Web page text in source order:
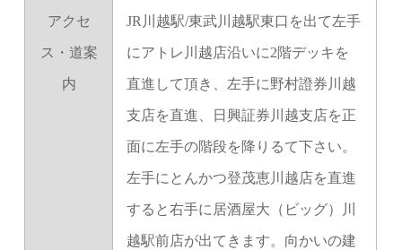
アクセ
ス・道案
内
JR川越駅/東武川越駅東口を出て左手
にアトレ川越店沿いに2階デッキを
直進して頂き、左手に野村證券川越
支店を直進、日興証券川越支店を正
面に左手の階段を降りるて下さい。
左手にとんかつ登茂恵川越店を直進
すると右手に居酒屋大（ビッグ）川
越駅前店が出てきます。向かいの建